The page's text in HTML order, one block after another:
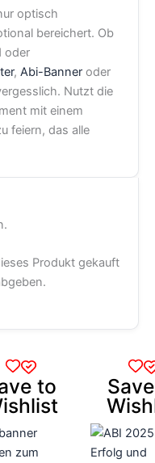
optisch
bereichert. Ob
oder
, Abi-Banner oder
Nutzt die
mit einem
feiern, das alle
Produkt gekauft
to
Produkt
weist
mehrere
Varianten
auf.